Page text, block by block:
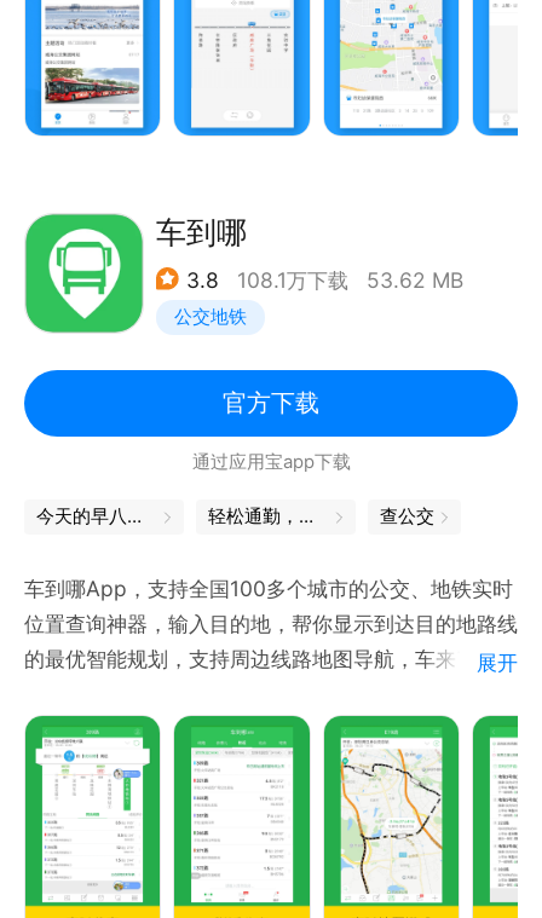
公交地铁出行路线，车来了推送上车提醒，公交车到站
推送下车提醒，再也不用时刻观望公交还有几站到，公
交还有多久了……等车没烦恼~
提供千人千面的推荐，缩短线路查询路径。
2. 数据精准：准确显示任一线路公交车的当前位置、
发车计划以及到站信息；实时查看公交车位置和在实景
地图上的行驶轨迹。
就能收到小姐姐的真人铃声提醒和推送，再也不担心错
过公交车。
4. 公交头条：获得最新的公交资讯、线路调整公告，
便于及时调整出行计划。
囊括公交、地铁、步行等出行方式的优选换乘方案。
温馨提醒：
1、 附近站点线路推荐需使用位置信息，请允许软件打
开手机的定位服务。
2、 获取第一时间的公交头条和上下车提醒，建议打开
消息推送/通知权限。
3、如有疑问可至App的【帮助与反馈】留言，会有客
服在线解答。
车到哪
3.8 108.1万下载 53.62 MB
公交地铁
官方下载
通过应用宝app下载
今天的早八也要元气满满哦 轻松通勤，准点查 查公交
车到哪App，支持全国100多个城市的公交、地铁实时
位置查询神器，输入目的地，帮你显示到达目的地路线
的最优智能规划，支持周边线路地图导航，车来了没
家。
【功能介绍】
车辆位置：实时查看车辆的实时位置
车厢座位：显示车厢有无座位，拥挤程度，有选择的上
车
路况拥堵：上班路上堵车提前知道，换一辆公交乘坐，
展开